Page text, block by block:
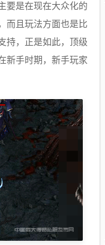
要是在现在大众化的
而且玩法方面也是比
持，正是如此，顶级
新手时期，新手玩家